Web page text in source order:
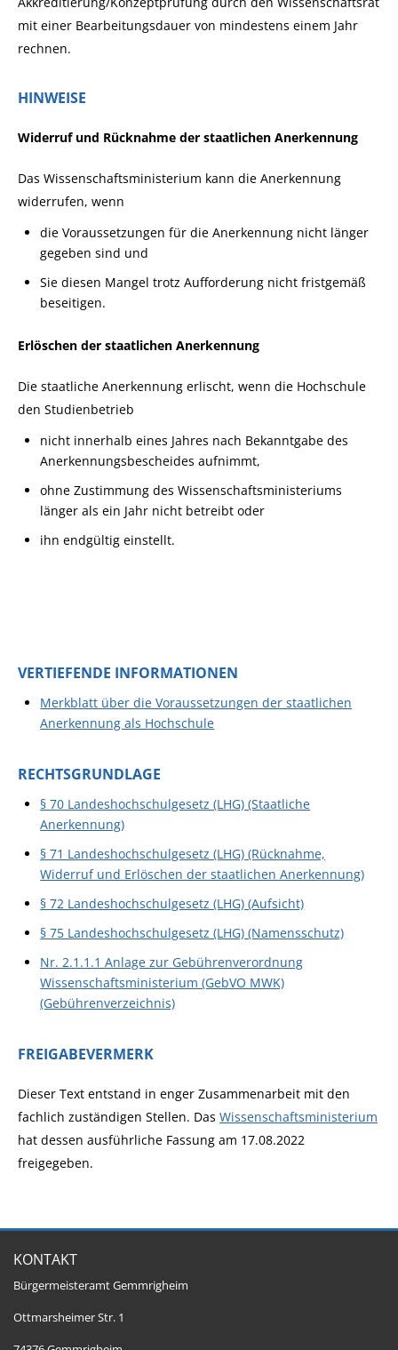
mit einer Bearbeitungsdauer von mindestens einem Jahr
rechnen.
HINWEISE
Widerruf und Rücknahme der staatlichen Anerkennung
Das Wissenschaftsministerium kann die Anerkennung
widerrufen, wenn
die Voraussetzungen für die Anerkennung nicht länger
gegeben sind und
Sie diesen Mangel trotz Aufforderung nicht fristgemäß
beseitigen.
Erlöschen der staatlichen Anerkennung
Die staatliche Anerkennung erlischt, wenn die Hochschule
den Studienbetrieb
nicht innerhalb eines Jahres nach Bekanntgabe des
Anerkennungsbescheides aufnimmt,
ohne Zustimmung des Wissenschaftsministeriums
länger als ein Jahr nicht betreibt oder
ihn endgültig einstellt.
VERTIEFENDE INFORMATIONEN
Merkblatt über die Voraussetzungen der staatlichen
Anerkennung als Hochschule
RECHTSGRUNDLAGE
§ 70 Landeshochschulgesetz (LHG) (Staatliche
Anerkennung)
§ 71 Landeshochschulgesetz (LHG) (Rücknahme,
Widerruf und Erlöschen der staatlichen Anerkennung)
§ 72 Landeshochschulgesetz (LHG) (Aufsicht)
§ 75 Landeshochschulgesetz (LHG) (Namensschutz)
Nr. 2.1.1.1 Anlage zur Gebührenverordnung
Wissenschaftsministerium (GebVO MWK)
(Gebührenverzeichnis)
FREIGABEVERMERK
Dieser Text entstand in enger Zusammenarbeit mit den
fachlich zuständigen Stellen. Das Wissenschaftsministerium
hat dessen ausführliche Fassung am 17.08.2022
freigegeben.
KONTAKT
Bürgermeisteramt Gemmrigheim
Ottmarsheimer Str. 1